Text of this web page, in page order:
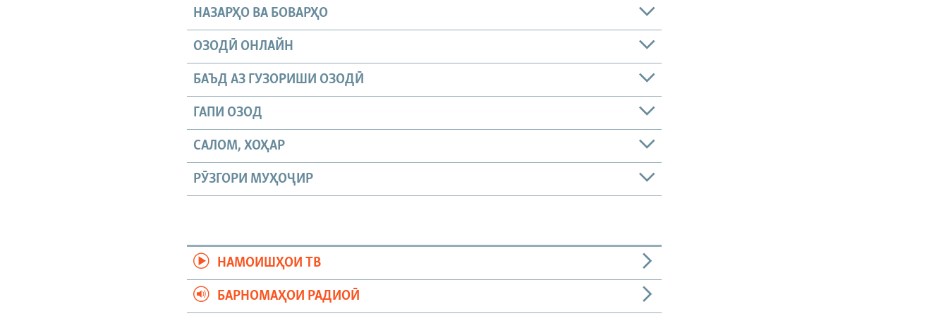
НАЗАРҲО ВА БОВАРҲО
ОЗОДӢ ОНЛАЙН
БАЪД АЗ ГУЗОРИШИ ОЗОДӢ
ГАПИ ОЗОД
САЛОМ, ХОҲАР
РӮЗГОРИ МУҲОҶИР
НАМОИШҲОИ ТВ
БАРНОМАҲОИ РАДИОӢ